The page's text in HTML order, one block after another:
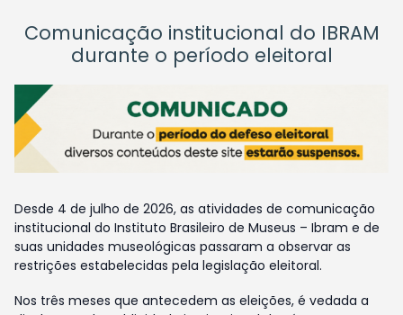
Comunicação institucional do IBRAM
durante o período eleitoral
Desde 4 de julho de 2026, as atividades de comunicação
institucional do Instituto Brasileiro de Museus – Ibram e de
suas unidades museológicas passaram a observar as
restrições estabelecidas pela legislação eleitoral.
Nos três meses que antecedem as eleições, é vedada a